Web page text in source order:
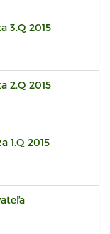
3.Q 2015
2.Q 2015
1.Q 2015